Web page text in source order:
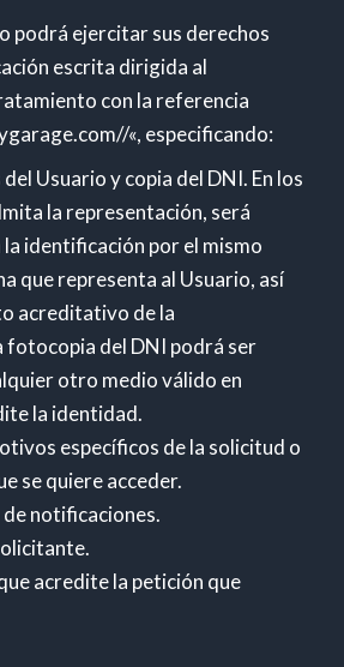
podrá ejercitar sus derechos
escrita dirigida al
con la referencia
«, especificando:
Usuario y copia del DNI. En los
la representación, será
identificación por el mismo
que representa al Usuario, así
acreditativo de la
fotocopia del DNI podrá ser
otro medio válido en
la identidad.
específicos de la solicitud o
se quiere acceder.
notificaciones.
acredite la petición que